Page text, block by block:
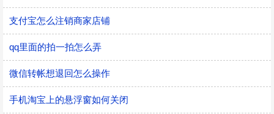
支付宝怎么注销商家店铺
qq里面的拍一拍怎么弄
微信转帐想退回怎么操作
手机淘宝上的悬浮窗如何关闭